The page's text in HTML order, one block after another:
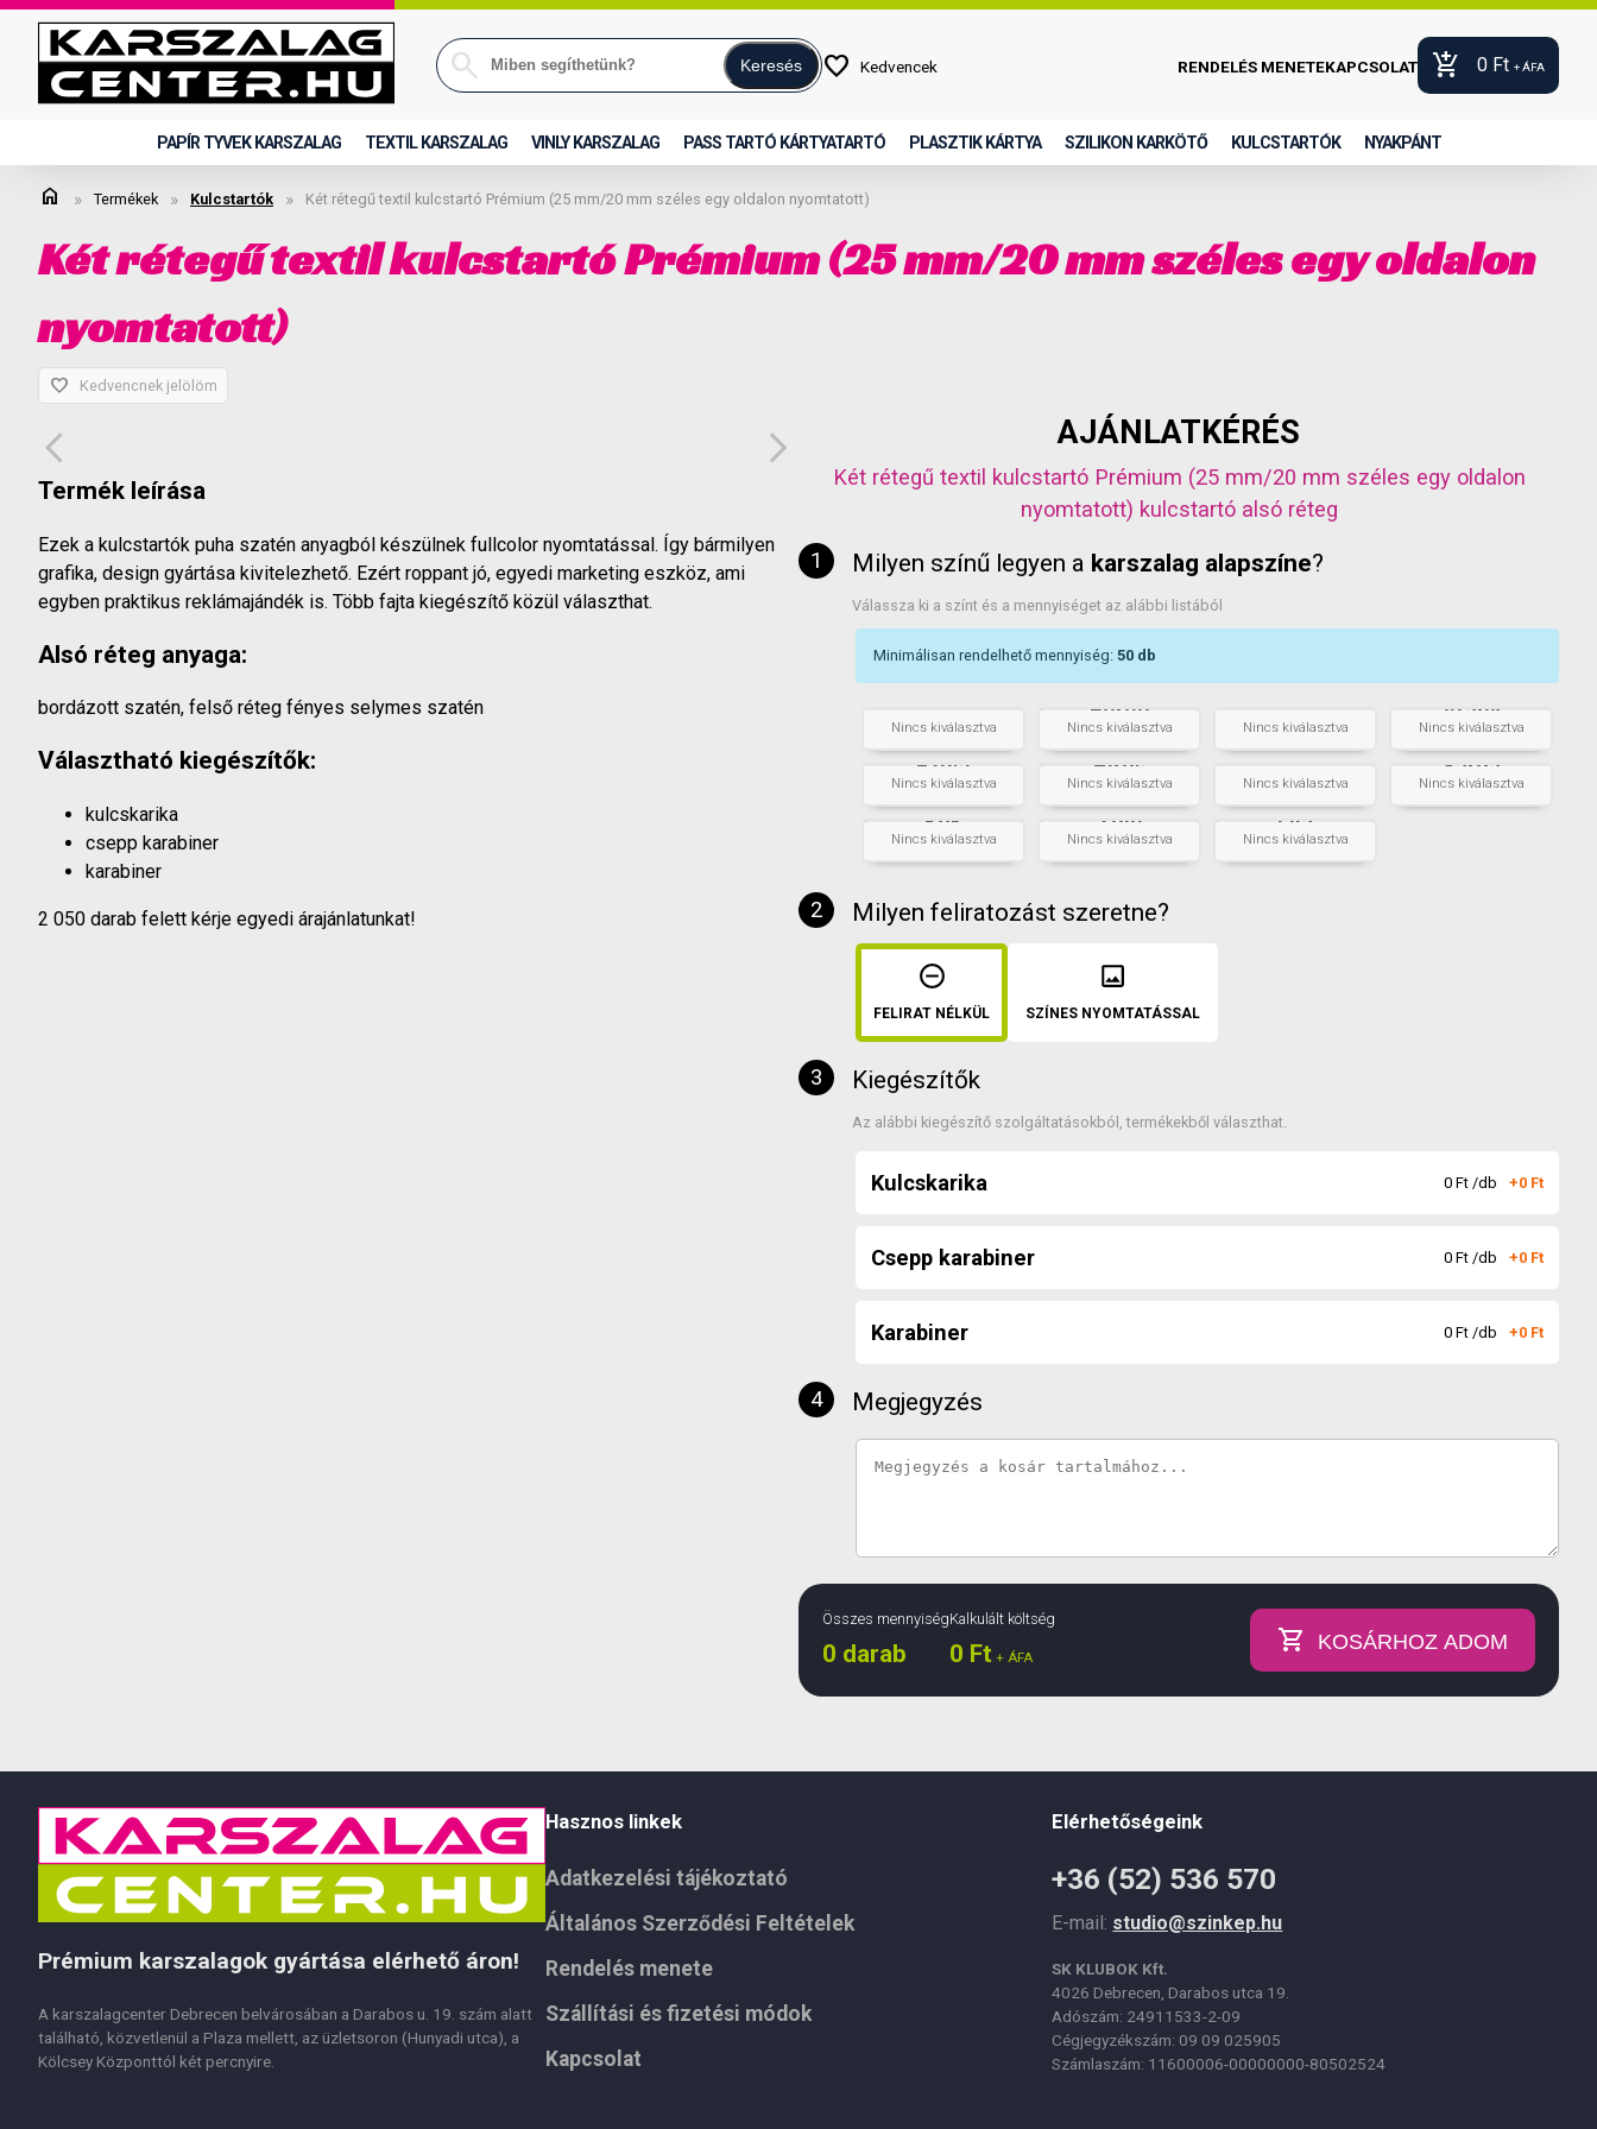
Keresés favorite Kedvencek RENDELÉS MENETEKAPCSOLAT add_shopping_cart 0 Ft + ÁFA
PAPÍR TYVEK KARSZALAG TEXTIL KARSZALAG VINLY KARSZALAG PASS TARTÓ KÁRTYATARTÓ PLASZTIK KÁRTYA SZILIKON KARKÖTŐ KULCSTARTÓK NYAKPÁNT
home » Termékek » Kulcstartók » Két rétegű textil kulcstartó Prémium (25 mm/20 mm széles egy oldalon nyomtatott)
Két rétegű textil kulcstartó Prémium (25 mm/20 mm széles egy oldalon
nyomtatott)
favorite Kedvencnek jelölöm
arrow_back_ios arrow_forward_ios
Termék leírása
Ezek a kulcstartók puha szatén anyagból készülnek fullcolor nyomtatással. Így bármilyen
grafika, design gyártása kivitelezhető. Ezért roppant jó, egyedi marketing eszköz, ami
egyben praktikus reklámajándék is. Több fajta kiegészítő közül választhat.
Alsó réteg anyaga:
bordázott szatén, felső réteg fényes selymes szatén
Választható kiegészítők:
kulcskarika
csepp karabiner
karabiner
2 050 darab felett kérje egyedi árajánlatunkat!
AJÁNLATKÉRÉS
Két rétegű textil kulcstartó Prémium (25 mm/20 mm széles egy oldalon
nyomtatott) kulcstartó alsó réteg
Milyen színű legyen a karszalag alapszíne?
Válassza ki a színt és a mennyiséget az alábbi listából
Minimálisan rendelhető mennyiség: 50 db
kék
Nincs kiválasztva
db
Bordó
Nincs kiválasztva
db
zöld
Nincs kiválasztva
db
Arany
Nincs kiválasztva
db
Ezüst
Nincs kiválasztva
db
Piros
Nincs kiválasztva
db
Neon
narancssárga
Nincs kiválasztva
db
Sárga
Nincs kiválasztva
db
Kék
Nincs kiválasztva
db
Zöld
Nincs kiválasztva
db
Lila
Nincs kiválasztva
db
Milyen feliratozást szeretne?
FELIRAT NÉLKÜL SZÍNES NYOMTATÁSSAL
Kiegészítők
Az alábbi kiegészítő szolgáltatásokból, termékekből választhat.
Kulcskarika 0 Ft /db +0 Ft
Csepp karabiner 0 Ft /db +0 Ft
Karabiner 0 Ft /db +0 Ft
Megjegyzés
Összes mennyiség
0 darab
Kalkulált költség
0 Ft + ÁFA
KOSÁRHOZ ADOM
Prémium karszalagok gyártása elérhető áron!
A karszalagcenter Debrecen belvárosában a Darabos u. 19. szám alatt
található, közvetlenül a Plaza mellett, az üzletsoron (Hunyadi utca), a
Kölcsey Központtól két percnyire.
Hasznos linkek
Adatkezelési tájékoztató
Általános Szerződési Feltételek
Rendelés menete
Szállítási és fizetési módok
Kapcsolat
Elérhetőségeink
+36 (52) 536 570
E-mail: studio@szinkep.hu
SK KLUBOK Kft.
4026 Debrecen, Darabos utca 19.
Adószám: 24911533-2-09
Cégjegyzékszám: 09 09 025905
Számlaszám: 11600006-00000000-80502524